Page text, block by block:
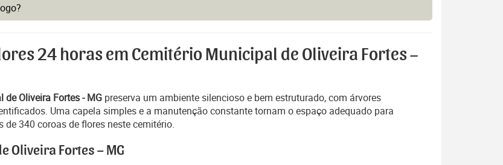
24 horas em Cemitério Municipal de Oliveira Fortes –
de Oliveira Fortes - MG preserva um ambiente silencioso e bem estruturado, com árvores
Uma capela simples e a manutenção constante tornam o espaço adequado para
340 coroas de flores neste cemitério.
Oliveira Fortes – MG